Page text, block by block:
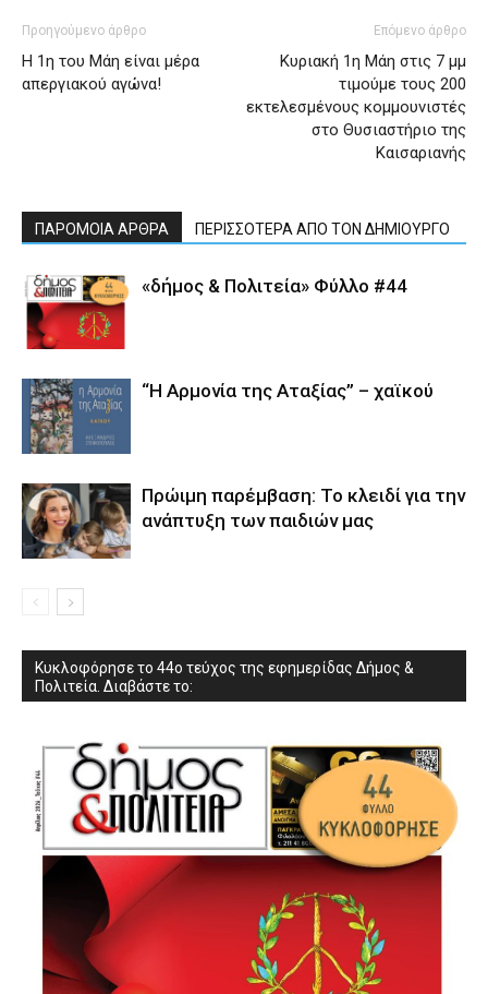
Προηγούμενο άρθρο
Η 1η του Μάη είναι μέρα
απεργιακού αγώνα!
Επόμενο άρθρο
Κυριακή 1η Μάη στις 7 μμ
τιμούμε τους 200
εκτελεσμένους κομμουνιστές
στο Θυσιαστήριο της
Καισαριανής
ΠΑΡΟΜΟΙΑ ΑΡΘΡΑ ΠΕΡΙΣΣΟΤΕΡΑ ΑΠΟ ΤΟΝ ΔΗΜΙΟΥΡΓΟ
«δήμος & Πολιτεία» Φύλλο #44
“Η Αρμονία της Αταξίας” – χαϊκού
Πρώιμη παρέμβαση: Το κλειδί για την
ανάπτυξη των παιδιών µας
Κυκλοφόρησε το 44ο τεύχος της εφημερίδας Δήμος &
Πολιτεία. Διαβάστε το: